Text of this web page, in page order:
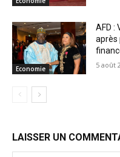
Economie
AFD :
après
5 août
LAISSER UN